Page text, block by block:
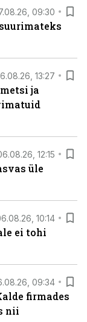
09:30
13:27
ja
12:15
üle
10:14
ei tohi
09:34
firmades
nii